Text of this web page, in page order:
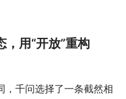
用“开放”重构
，千问选择了一条截然相